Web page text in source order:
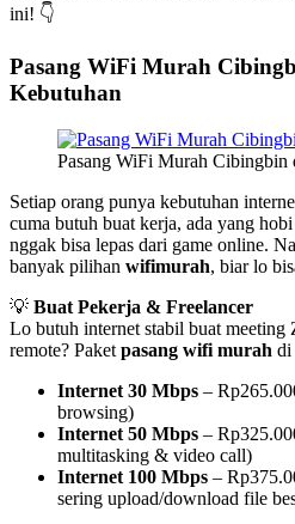
ini! 👇
Pasang WiFi Murah
Kebutuhan
Pasang WiFi Murah Cibingbin
Setiap orang punya kebutuhan
cuma butuh buat kerja, ada yang
nggak bisa lepas dari game online.
banyak pilihan wifimurah, biar lo
💡 Buat Pekerja & Freelancer
Lo butuh internet stabil buat meeting
remote? Paket pasang wifi murah di
Internet 30 Mbps –
browsing)
Internet 50 Mbps –
multitasking & video call)
Internet 100 Mbps –
sering upload/download file